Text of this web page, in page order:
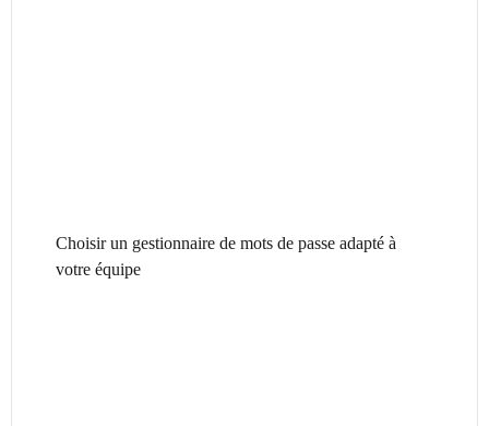
Choisir un gestionnaire de mots de passe adapté à
votre équipe